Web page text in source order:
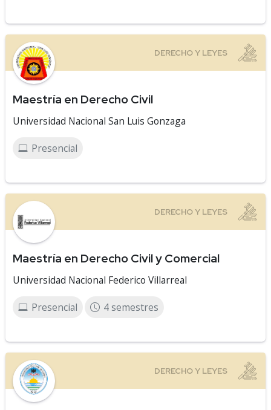
Maestría en Derecho Civil
Universidad Nacional San Luis Gonzaga
Presencial
Maestría en Derecho Civil y Comercial
Universidad Nacional Federico Villarreal
Presencial 4 semestres